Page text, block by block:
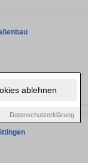
ablehnen
Datenschutzerklärung